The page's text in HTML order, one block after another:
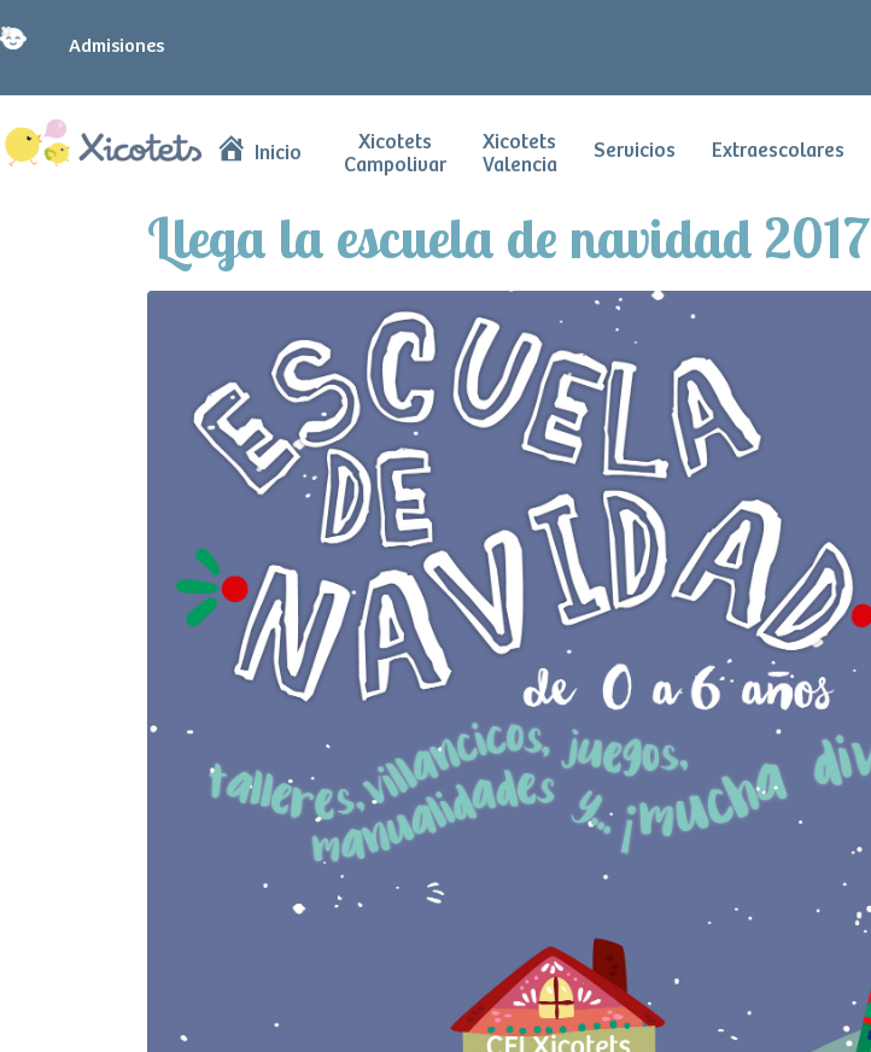
Admisiones
Inicio
Xicotets
Campolivar
Xicotets
Valencia
Servicios Extraescolares
Llega la escuela de navidad 2017